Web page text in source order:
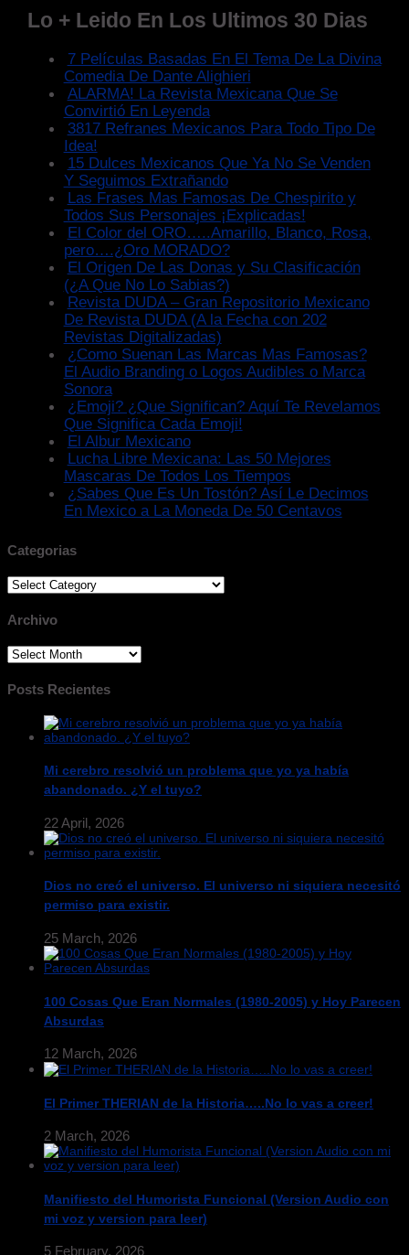
Lo + Leido En Los Ultimos 30 Dias
7 Películas Basadas En El Tema De La Divina
Comedia De Dante Alighieri
ALARMA! La Revista Mexicana Que Se
Convirtió En Leyenda
3817 Refranes Mexicanos Para Todo Tipo De
Idea!
15 Dulces Mexicanos Que Ya No Se Venden
Y Seguimos Extrañando
Las Frases Mas Famosas De Chespirito y
Todos Sus Personajes ¡Explicadas!
El Color del ORO…..Amarillo, Blanco, Rosa,
pero….¿Oro MORADO?
El Origen De Las Donas y Su Clasificación
(¿A Que No Lo Sabias?)
Revista DUDA – Gran Repositorio Mexicano
De Revista DUDA (A la Fecha con 202
Revistas Digitalizadas)
¿Como Suenan Las Marcas Mas Famosas?
El Audio Branding o Logos Audibles o Marca
Sonora
¿Emoji? ¿Que Significan? Aquí Te Revelamos
Que Significa Cada Emoji!
El Albur Mexicano
Lucha Libre Mexicana: Las 50 Mejores
Mascaras De Todos Los Tiempos
¿Sabes Que Es Un Tostón? Así Le Decimos
En Mexico a La Moneda De 50 Centavos
Categorias
Categorias
Archivo
Archivo
Posts Recientes
Mi cerebro resolvió un problema que yo ya había
abandonado. ¿Y el tuyo?
22 April, 2026
Dios no creó el universo. El universo ni siquiera necesitó
permiso para existir.
25 March, 2026
100 Cosas Que Eran Normales (1980-2005) y Hoy Parecen
Absurdas
12 March, 2026
El Primer THERIAN de la Historia…..No lo vas a creer!
2 March, 2026
Manifiesto del Humorista Funcional (Version Audio con
mi voz y version para leer)
5 February, 2026